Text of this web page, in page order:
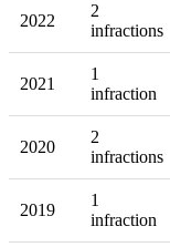
2022
2
infractions
2021
1
infraction
2020
2
infractions
2019
1
infraction